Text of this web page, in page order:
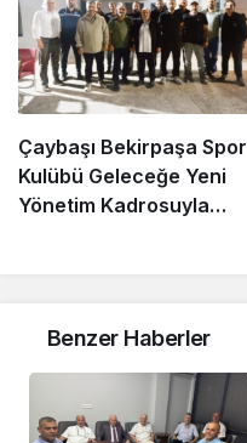
Çaybaşı Bekirpaşa Spor
Kulübü Geleceğe Yeni
Yönetim Kadrosuyla
Benzer Haberler